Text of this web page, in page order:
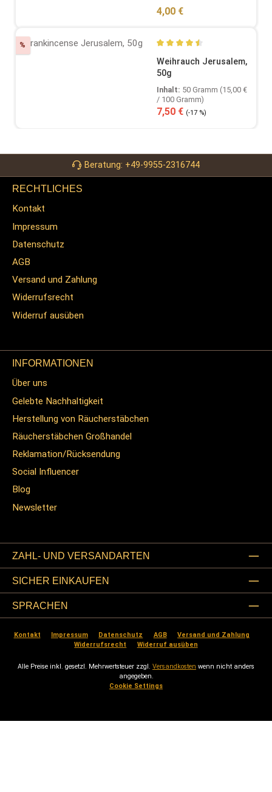
Regulärer Preis:
4,00 €
% Rabatt
Durchschnittliche
Weihrauch Jerusalem,
50g
Inhalt: 50 Gramm (15,00 €
/ 100 Gramm)
Verkaufspreis:
7,50 € Regulärer Preis:
(-17 %)
Beratung: +49-9955-2316744
RECHTLICHES
Kontakt
Impressum
Datenschutz
AGB
Versand und Zahlung
Widerrufsrecht
Widerruf ausüben
INFORMATIONEN
Über uns
Gelebte Nachhaltigkeit
Herstellung von Räucherstäbchen
Räucherstäbchen Großhandel
Reklamation/Rücksendung
Social Influencer
Blog
Newsletter
ZAHL- UND VERSANDARTEN
SICHER EINKAUFEN
SPRACHEN
Kontakt Impressum Datenschutz AGB
Versand und Zahlung
Widerrufsrecht
Widerruf ausüben
Alle Preise inkl. gesetzl. Mehrwertsteuer zzgl. Versandkosten wenn nicht anders
angegeben.
Cookie Settings